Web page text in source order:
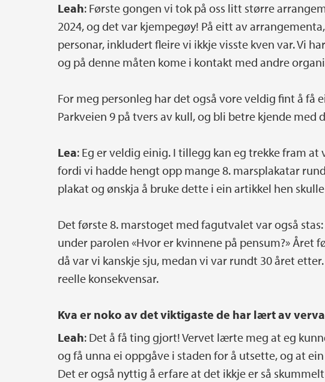
Leah: Første gongen vi tok på oss litt større
2024, og det var kjempegøy! På eitt av
personar, inkludert fleire vi ikkje visste kven var. Vi
og på denne måten kome i kontakt med andre
For meg personleg har det også vore veldig fint å få
Parkveien 9 på tvers av kull, og bli betre kjende med
Lea: Eg er veldig einig. I tillegg kan eg trekke fram
fordi vi hadde hengt opp mange 8. marsplakatar
plakat og ønskja å bruke dette i ein artikkel hen
Det første 8. marstoget med fagutvalet var også
under parolen «Hvor er kvinnene på pensum?» Året
då var vi kanskje sju, medan vi var rundt 30 året
reelle konsekvensar.
Kva er noko av det viktigaste de har lært av
Leah: Det å få ting gjort! Vervet lærte meg at eg
og få unna ei oppgåve i staden for å utsette, og at
Det er også nyttig å erfare at det ikkje er så